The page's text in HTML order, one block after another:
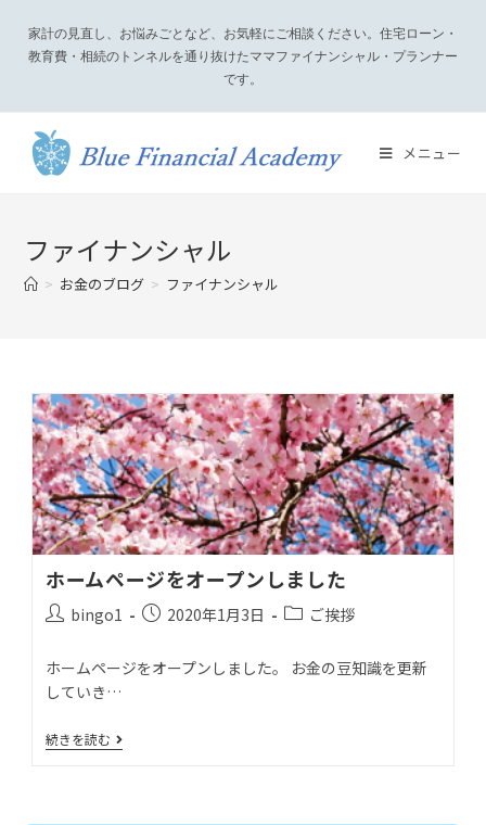
家計の見直し、お悩みごとなど、お気軽にご相談ください。住宅ローン・
教育費・相続のトンネルを通り抜けたママファイナンシャル・プランナー
です。
メニュー
ファイナンシャル
> お金のブログ > ファイナンシャル
ホームページをオープンしました
bingo1 2020年1月3日 ご挨拶
ホームページをオープンしました。 お金の豆知識を更新
していき…
続きを読む